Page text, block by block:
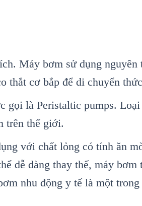
Máy bơm sử dụng
thắt cơ bắp để di chuyển
gọi là Peristaltic pumps.
trên thế giới.
với chất lỏng có tính ăn
dễ dàng thay thế, máy
nhu động y tế là một